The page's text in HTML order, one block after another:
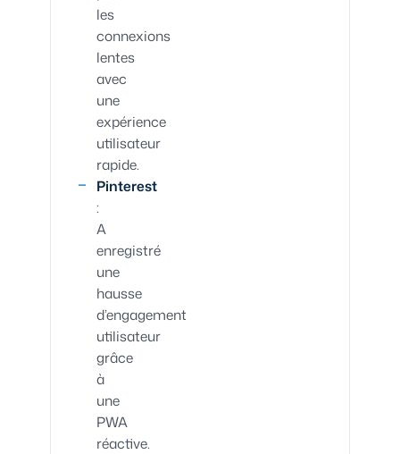
les
connexions
lentes
avec
une
expérience
utilisateur
rapide.
Pinterest
:
A
enregistré
une
hausse
d’engagement
utilisateur
grâce
à
une
PWA
réactive.